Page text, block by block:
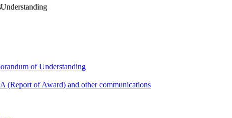
of Understanding
(Report of Award) and other communications